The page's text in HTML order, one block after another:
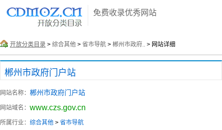
免费收录优秀网站
开放分类目录 > 综合其他 > 省市导航 > 郴州市政府.. > 网站详细
郴州市政府门户站
网站名称： 郴州市政府门户站
网站域名： www.czs.gov.cn
所属行业： 综合其他 > 省市导航